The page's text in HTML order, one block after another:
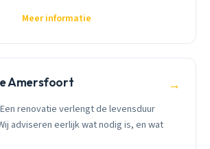
Meer informatie
Amersfoort →
renovatie verlengt de levensduur
adviseren eerlijk wat nodig is, en wat